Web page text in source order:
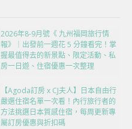
2026年8-9月號《 九州福岡旅行情
報》｜出發前一週花 5 分鐘看完！掌
握最值得去的新景點、限定活動、私
房一日遊、住宿優惠一次整理
【Agoda訂房 x CJ夫人】日本自由行
嚴選住宿名單一次看！內行旅行者的
方法挑選日本質感住宿，每周更新專
屬訂房優惠與折扣碼